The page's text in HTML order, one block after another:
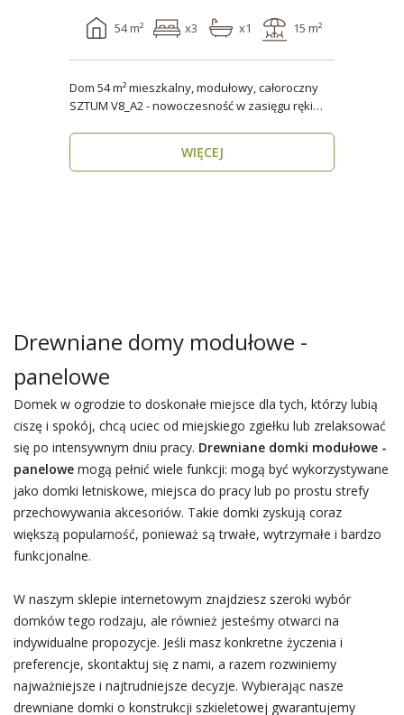
54 m² x3 x1 15 m²
Dom 54 m² mieszkalny, modułowy, całoroczny
SZTUM V8_A2 - nowoczesność w zasięgu ręki
WIĘCEJ
Drewniane domy modułowe -
panelowe
Domek w ogrodzie to doskonałe miejsce dla tych, którzy lubią
ciszę i spokój, chcą uciec od miejskiego zgiełku lub zrelaksować
się po intensywnym dniu pracy. Drewniane domki modułowe -
panelowe mogą pełnić wiele funkcji: mogą być wykorzystywane
jako domki letniskowe, miejsca do pracy lub po prostu strefy
przechowywania akcesoriów. Takie domki zyskują coraz
większą popularność, ponieważ są trwałe, wytrzymałe i bardzo
funkcjonalne.
W naszym sklepie internetowym znajdziesz szeroki wybór
domków tego rodzaju, ale również jesteśmy otwarci na
indywidualne propozycje. Jeśli masz konkretne życzenia i
preferencje, skontaktuj się z nami, a razem rozwiniemy
najważniejsze i najtrudniejsze decyzje. Wybierając nasze
drewniane domki o konstrukcji szkieletowej gwarantujemy